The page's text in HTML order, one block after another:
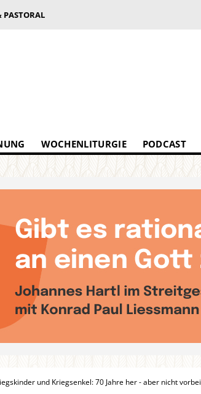
PASTORAL
WOCHENLITURGIE PODCAST
und Kriegsenkel: 70 Jahre her - aber nicht vorbei